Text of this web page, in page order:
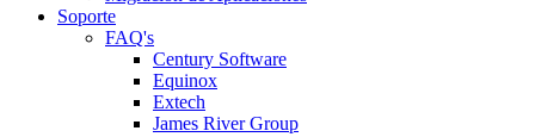
Soporte
FAQ's
Century Software
Equinox
Extech
James River Group